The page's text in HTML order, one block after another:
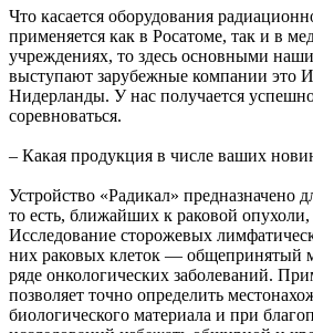
Что касается оборудования
применяется как в Росатоме, так и в
учреждениях, то здесь основными
выступают зарубежные компании это
Нидерланды. У нас получается
соревноваться.
– Какая продукция в числе ваших
Устройство «Радикал» предназначено
то есть, ближайших к раковой
Исследование сторожевых
них раковых клеток — общепринятый
ряде онкологических заболеваний.
позволяет точно определить
биологического материала и при